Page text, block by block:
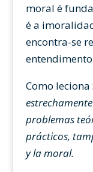
moral é
é a
encontra-se
entendimento
Como leciona
problemas
prácticos,
y la moral.